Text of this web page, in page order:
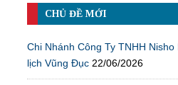
CHỦ ĐỀ MỚI
Chi Nhánh Công Ty TNHH
lịch Vũng Đục 22/06/2026